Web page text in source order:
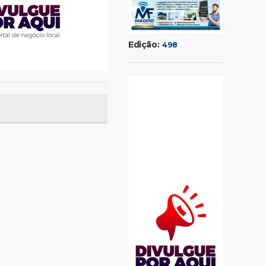
Edição: 498